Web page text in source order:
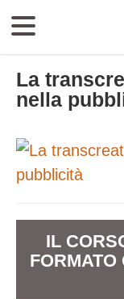
La
nella
IL
FORMATO